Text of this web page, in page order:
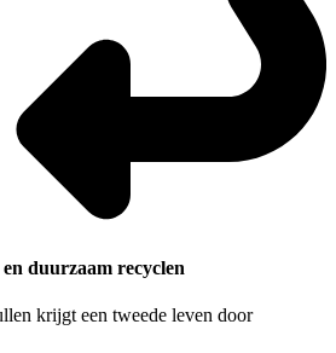
duurzaam recyclen
krijgt een tweede leven door